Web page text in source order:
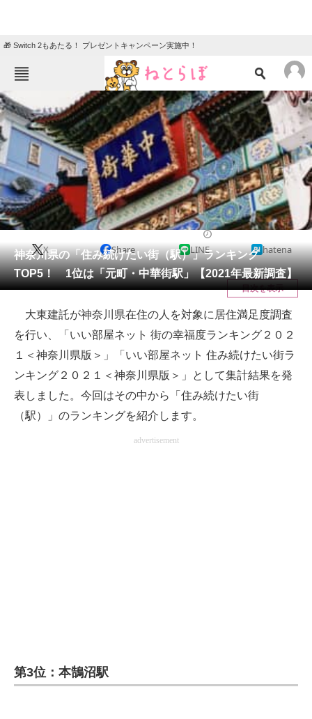
🎁 Switch 2もあたる！ プレゼントキャンペーン実施中！
ねとらぼメニュー
TOP ニュース
エンタメ クイズ
グルメ 地域
住まい 教育・育児
動物 リサーチ
会員記事
メディア
注目記事を集めた総合ページ
ITの今と未来を見通す
スマホと通信の最新トレンド
進化するPCとデバイスの未来
IT製品の技術・比較・事例
神奈川県の「住み続けたい街（駅）」ランキング
TOP5！ 1位は「元町・中華街駅」【2021年最新調査】
X Share LINE hatena
目次を表示
大東建託が神奈川県在住の人を対象に居住満足度調査
を行い、「いい部屋ネット 街の幸福度ランキング２０２
１＜神奈川県版＞」「いい部屋ネット 住み続けたい街ラ
ンキング２０２１＜神奈川県版＞」として集計結果を発
表しました。今回はその中から「住み続けたい街
（駅）」のランキングを紹介します。
advertisement
第3位：本鵠沼駅